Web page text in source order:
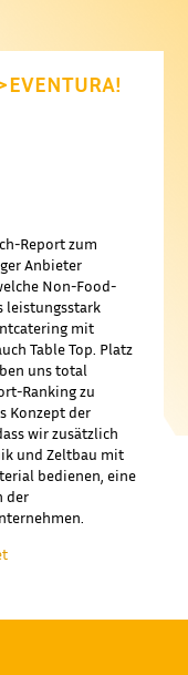
Report zum
Anbieter
Non-Food-
leistungsstark
mit
Table Top. Platz
uns total
Ranking zu
Konzept der
wir zusätzlich
und Zeltbau mit
bedienen, eine
der